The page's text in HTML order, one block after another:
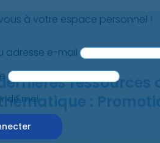
ressources
:
à votre espace personnel !
adresse e-mail
de moi